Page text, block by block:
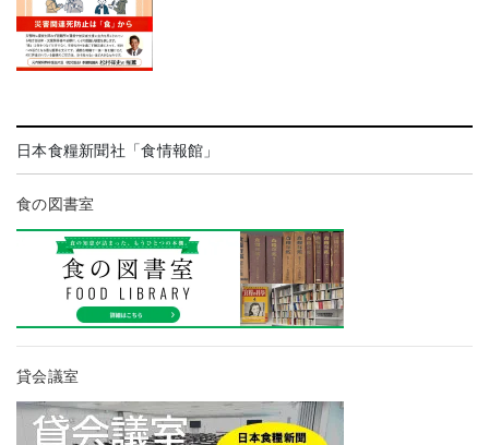
日本食糧新聞社「食情報館」
食の図書室
貸会議室